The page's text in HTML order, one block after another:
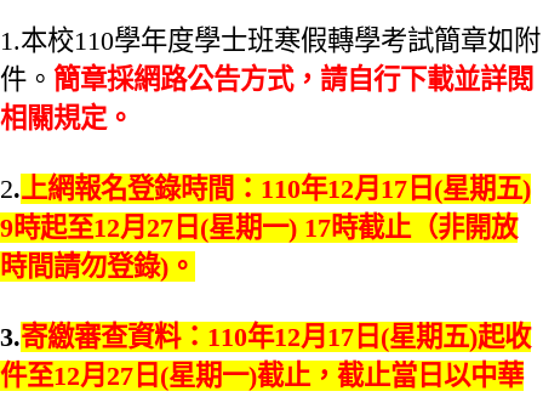
1.本校110學年度學士班寒假轉學考試簡章如附
件。 簡章採網路公告方式，請自行下載並詳閱
相關規定 。
2.上網報名登錄時間：110年12月17日(星期五)
9時起至12月27日(星期一) 17時截止（非開放
時間請勿登錄) 。
3.寄繳審查資料：110年12月17日(星期五)起收
件至12月27日(星期一)截止，截止當日以中華